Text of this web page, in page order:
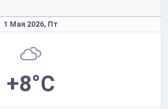
1 Мая 2026, Пт
+8°C